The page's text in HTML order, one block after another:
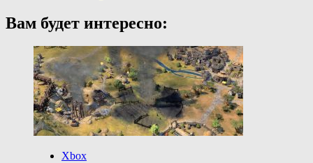
Вам будет интересно:
Xbox